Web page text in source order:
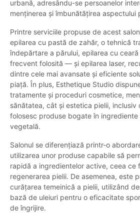
urbană, adresându-se persoanelor
menținerea și îmbunătățirea aspectului
Printre serviciile propuse de acest
epilarea cu pastă de zahăr, o tehnică
îndepărtare a părului, epilarea cu
frecvent folosită — și epilarea laser,
dintre cele mai avansate și eficiente
piață. În plus, Esthetique Studio
tratamente și proceduri cosmetice,
sănătatea, cât și estetica pielii, inclusiv
folosesc produse bogate în
vegetală.
Salonul se diferențiază printr-o
utilizarea unor produse capabile să
rapidă a ingredientelor active, ceea ce
regenerarea pielii. De asemenea, este
curățarea temeinică a pielii, utilizând
bază de uleiuri pentru o eficacitate
de îngrijire.